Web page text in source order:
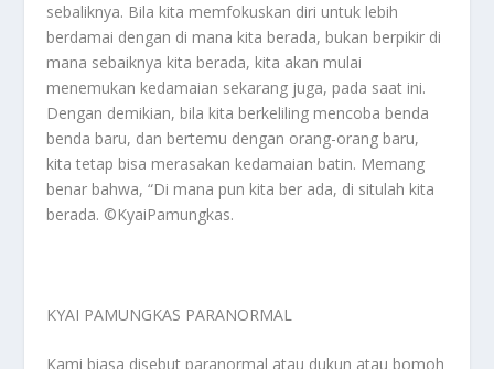
sebaliknya. Bila kita memfokuskan diri untuk lebih
berdamai dengan di mana kita berada, bukan berpikir di
mana sebaiknya kita berada, kita akan mulai
menemukan kedamaian sekarang juga, pada saat ini.
Dengan demikian, bila kita berkeliling mencoba benda
benda baru, dan bertemu dengan orang-orang baru,
kita tetap bisa merasakan kedamaian batin. Memang
benar bahwa, “Di mana pun kita ber ada, di situlah kita
berada. ©️KyaiPamungkas.
KYAI PAMUNGKAS PARANORMAL
Kami biasa disebut paranormal atau dukun atau bomoh